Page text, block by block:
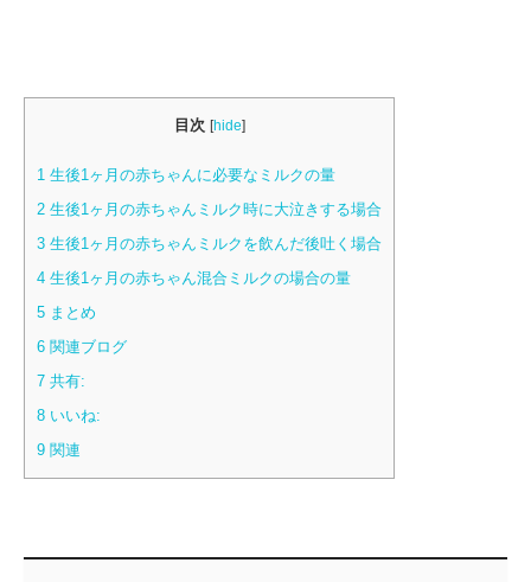
目次 [hide]
1 生後1ヶ月の赤ちゃんに必要なミルクの量
2 生後1ヶ月の赤ちゃんミルク時に大泣きする場合
3 生後1ヶ月の赤ちゃんミルクを飲んだ後吐く場合
4 生後1ヶ月の赤ちゃん混合ミルクの場合の量
5 まとめ
6 関連ブログ
7 共有:
8 いいね:
9 関連